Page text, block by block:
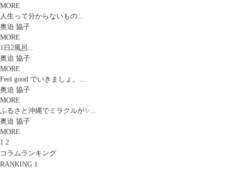
MORE
人生って分からないもの...
奥迫 協子
MORE
1日2風呂...
奥迫 協子
MORE
Feel good でいきましょ。...
奥迫 協子
MORE
ふるさと沖縄でミラクルが✨...
奥迫 協子
MORE
1 2
コラムランキング
RANKING 1